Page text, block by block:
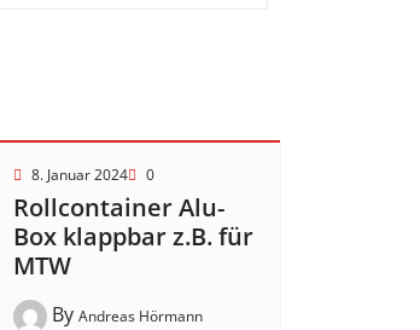
8. Januar 2024 0
Rollcontainer Alu-
Box klappbar z.B. für
MTW
By Andreas Hörmann